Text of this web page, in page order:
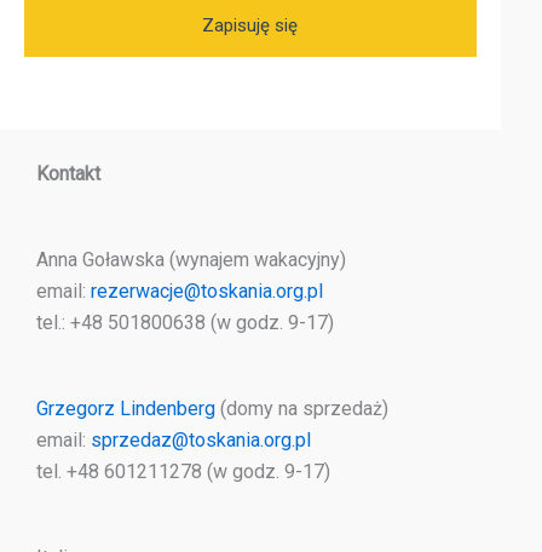
Kontakt
Anna Goławska (wynajem wakacyjny)
email: rezerwacje@toskania.org.pl
tel.: +48 501800638 (w godz. 9-17)
Grzegorz Lindenberg (domy na sprzedaż)
email: sprzedaz@toskania.org.pl
tel. +48 601211278 (w godz. 9-17)